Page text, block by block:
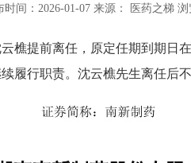
时间：2026-01-07 来源： 医药之梯 浏
樵提前离任，原定任期到期日
履行职责。沈云樵先生离任后